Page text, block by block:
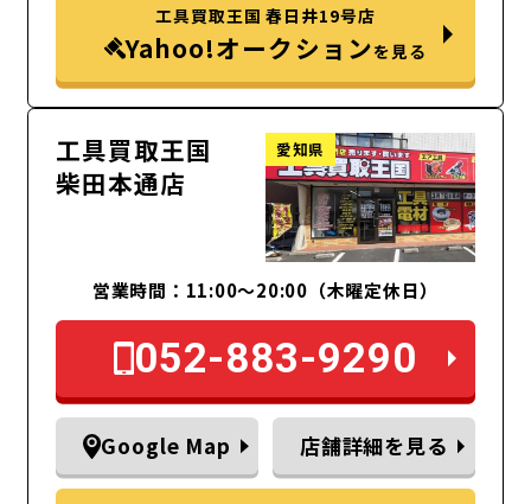
工具買取王国 春日井19号店
Yahoo!オークションを見る
工具買取王国
柴田本通店
愛知県
営業時間：11:00～20:00（木曜定休日）
052-883-9290
Google Map 店舗詳細を見る